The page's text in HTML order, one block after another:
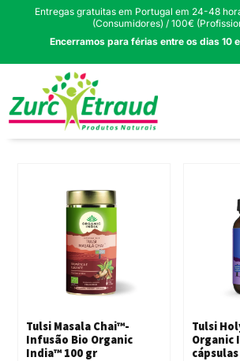
Entregas gratuitas em Portugal em 24-48
(Consumidores) / 100€
Encerramos para férias entre os dias 10
Tulsi Masala Chai™-
Infusão Bio Organic
India™ 100 gr
Tulsi
Organic
cápsulas